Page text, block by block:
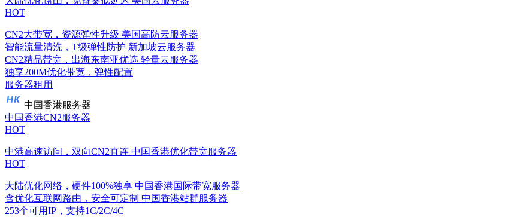
HOT
CN2大带宽，资源弹性升级 美国高防云服务器
智能流量清洗，T级弹性防护 新加坡云服务器
CN2精品带宽，出海东南亚优选 轻量云服务器
独享200M优化带宽，弹性配置
服务器租用
中国香港服务器
中国香港CN2服务器
HOT
中港高速访问，双向CN2直连 中国香港优化带宽服务器
HOT
大陆优化网络，硬件100%独享 中国香港国际带宽服务器
含优化互联网路由，安全可定制 中国香港站群服务器
253个可用IP，支持1C/2C/4C